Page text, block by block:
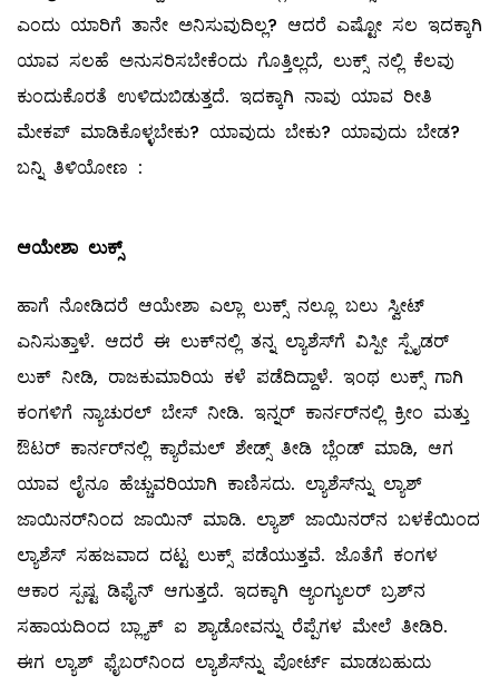
ಎಂದು ಯಾರಿಗೆ ತಾನೇ ಅನಿಸುವುದಿಲ್ಲ? ಆದರೆ ಎಷ್ಟೋ ಸಲ ಇದಕ್ಕಾಗಿ
ಯಾವ ಸಲಹೆ ಅನುಸರಿಸಬೇಕೆಂದು ಗೊತ್ತಿಲ್ಲದೆ, ಲುಕ್ಸ್ ನಲ್ಲಿ ಕೆಲವು
ಕುಂದುಕೊರತೆ ಉಳಿದುಬಿಡುತ್ತದೆ. ಇದಕ್ಕಾಗಿ ನಾವು ಯಾವ ರೀತಿ
ಮೇಕಪ್‌ ಮಾಡಿಕೊಳ್ಳಬೇಕು? ಯಾವುದು ಬೇಕು? ಯಾವುದು ಬೇಡ?
ಬನ್ನಿ ತಿಳಿಯೋಣ :
ಆಯೇಶಾ ಲುಕ್ಸ್
ಹಾಗೆ ನೋಡಿದರೆ ಆಯೇಶಾ ಎಲ್ಲಾ ಲುಕ್ಸ್ ನಲ್ಲೂ ಬಲು ಸ್ವೀಟ್‌
ಎನಿಸುತ್ತಾಳೆ. ಆದರೆ ಈ ಲುಕ್‌ನಲ್ಲಿ ತನ್ನ ಲ್ಯಾಶೆಸ್‌ಗೆ ವಿಸ್ಪೀ ಸ್ಪೈಡರ್‌
ಲುಕ್‌ ನೀಡಿ, ರಾಜಕುಮಾರಿಯ ಕಳೆ ಪಡೆದಿದ್ದಾಳೆ. ಇಂಥ ಲುಕ್ಸ್ ಗಾಗಿ
ಕಂಗಳಿಗೆ ನ್ಯಾಚುರಲ್ ಬೇಸ್‌ ನೀಡಿ. ಇನ್ನರ್‌ ಕಾರ್ನರ್‌ನಲ್ಲಿ ಕ್ರೀಂ ಮತ್ತು
ಔಟರ್‌ ಕಾರ್ನರ್‌ನಲ್ಲಿ ಕ್ಯಾರೆಮಲ್ ಶೇಡ್ಸ್ ತೀಡಿ ಬ್ಲೆಂಡ್‌ ಮಾಡಿ, ಆಗ
ಯಾವ ಲೈನೂ ಹೆಚ್ಚುವರಿಯಾಗಿ ಕಾಣಿಸದು. ಲ್ಯಾಶೆಸ್‌ನ್ನು ಲ್ಯಾಶ್‌
ಜಾಯಿನರ್‌ನಿಂದ ಜಾಯಿನ್‌ ಮಾಡಿ. ಲ್ಯಾಶ್‌ ಜಾಯಿನರ್‌ನ ಬಳಕೆಯಿಂದ
ಲ್ಯಾಶೆಸ್‌ ಸಹಜವಾದ ದಟ್ಟ ಲುಕ್ಸ್ ಪಡೆಯುತ್ತವೆ. ಜೊತೆಗೆ ಕಂಗಳ
ಆಕಾರ ಸ್ಪಷ್ಟ ಡಿಫೈನ್‌ ಆಗುತ್ತದೆ. ಇದಕ್ಕಾಗಿ ಆ್ಯಂಗ್ಯುಲರ್‌ ಬ್ರಶ್‌ನ
ಸಹಾಯದಿಂದ ಬ್ಲ್ಯಾಕ್‌ ಐ ಶ್ಯಾಡೋವನ್ನು ರೆಪ್ಪೆಗಳ ಮೇಲೆ ತೀಡಿರಿ.
ಈಗ ಲ್ಯಾಶ್‌ ಫೈಬರ್‌ನಿಂದ ಲ್ಯಾಶೆಸ್‌ನ್ನು ಪೋರ್ಟ್‌ ಮಾಡಬಹುದು